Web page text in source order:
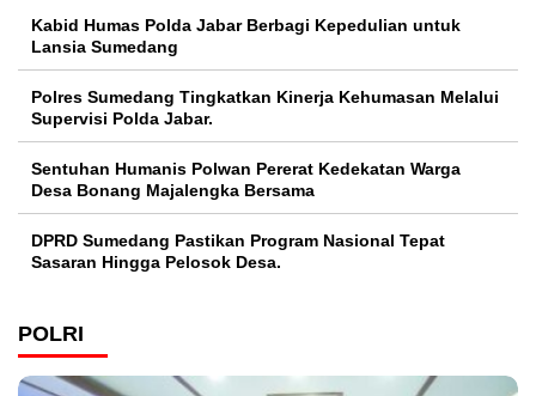
Kabid Humas Polda Jabar Berbagi Kepedulian untuk
Lansia Sumedang
Polres Sumedang Tingkatkan Kinerja Kehumasan Melalui
Supervisi Polda Jabar.
Sentuhan Humanis Polwan Pererat Kedekatan Warga
Desa Bonang Majalengka Bersama
DPRD Sumedang Pastikan Program Nasional Tepat
Sasaran Hingga Pelosok Desa.
POLRI